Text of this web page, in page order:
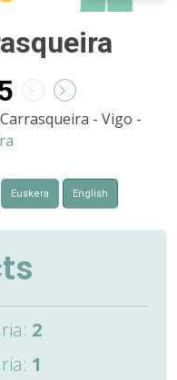
- Vigo -
Euskera English
2
1